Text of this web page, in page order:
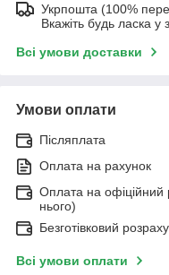
Укрпошта (100%
Вкажіть будь ласка у
Всі умови доставки
Умови оплати
Післяплата
Оплата на рахунок
Оплата на офіційний
нього)
Безготівковий
Всі умови оплати